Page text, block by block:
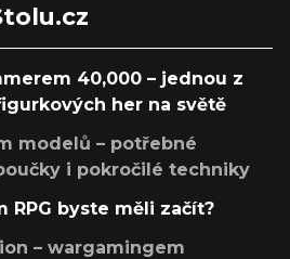
40,000 – jednou z
her na světě
modelů – potřebné
i pokročilé techniky
RPG byste měli začít?
– wargamingem